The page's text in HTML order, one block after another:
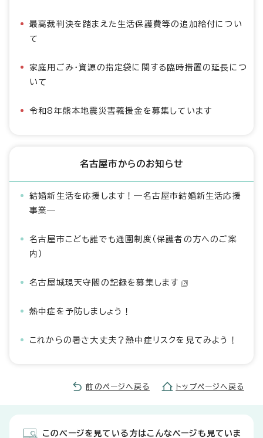
最高裁判決を踏まえた生活保護費等の追加給付につい
て
家庭用ごみ・資源の指定袋に関する臨時措置の延長につ
いて
令和8年熊本地震災害義援金を募集しています
名古屋市からのお知らせ
結婚新生活を応援します！―名古屋市結婚新生活応援
事業―
名古屋市こども誰でも通園制度（保護者の方へのご案
内）
名古屋城現天守閣の記録を募集します
熱中症を予防しましょう！
これからの暑さ大丈夫？熱中症リスクを見てみよう！
前のページへ戻る トップページへ戻る
このページを見ている方はこんなページも見ていま